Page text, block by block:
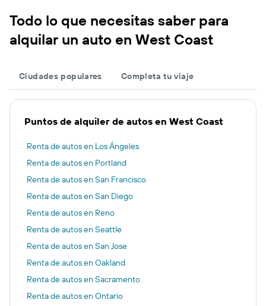
Todo lo que necesitas saber para
alquilar un auto en West Coast
Ciudades populares Completa tu viaje
Puntos de alquiler de autos en West Coast
Renta de autos en Los Ángeles
Renta de autos en Portland
Renta de autos en San Francisco
Renta de autos en San Diego
Renta de autos en Reno
Renta de autos en Seattle
Renta de autos en San Jose
Renta de autos en Oakland
Renta de autos en Sacramento
Renta de autos en Ontario